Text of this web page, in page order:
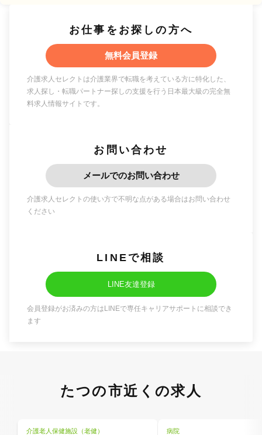
お仕事をお探しの方へ
無料会員登録
介護求人セレクトは介護業界で転職を考えている方に特化した、
求人探し・転職パートナー探しの支援を行う日本最大級の完全無
料求人情報サイトです。
お問い合わせ
メールでのお問い合わせ
介護求人セレクトの使い方で不明な点がある場合はお問い合わせ
ください
LINEで相談
LINE友達登録
会員登録がお済みの方はLINEで専任キャリアサポートに相談でき
ます
たつの市近くの求人
介護老人保健施設（老健） 病院